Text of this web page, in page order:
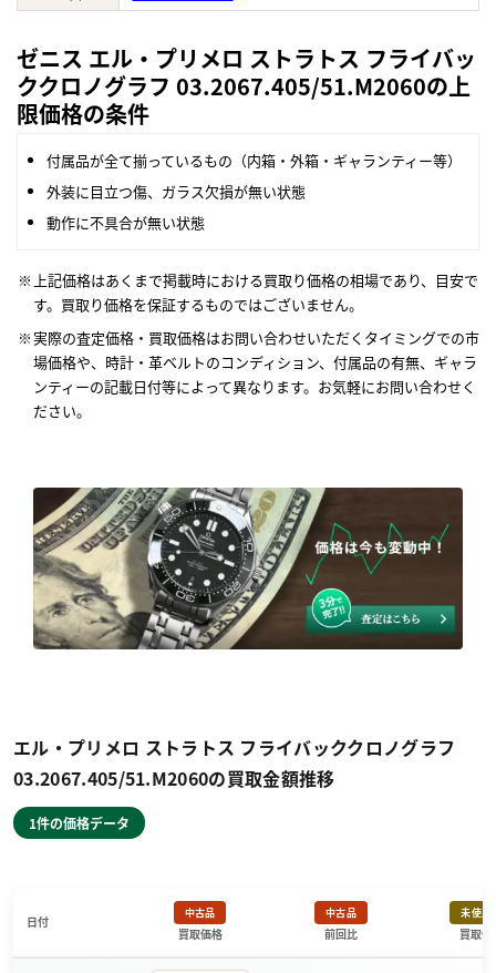
ゼニス エル・プリメロ ストラトス フライバッ
ククロノグラフ 03.2067.405/51.M2060の上
限価格の条件
付属品が全て揃っているもの（内箱・外箱・ギャランティー等）
外装に目立つ傷、ガラス欠損が無い状態
動作に不具合が無い状態
上記価格はあくまで掲載時における買取り価格の相場であり、目安で
す。買取り価格を保証するものではございません。
実際の査定価格・買取価格はお問い合わせいただくタイミングでの市
場価格や、時計・革ベルトのコンディション、付属品の有無、ギャラ
ンティーの記載日付等によって異なります。お気軽にお問い合わせく
ださい。
エル・プリメロ ストラトス フライバッククロノグラフ
03.2067.405/51.M2060の買取金額推移
1件の価格データ
日付
中古品
買取価格
中古品
前回比
未使用
買取価